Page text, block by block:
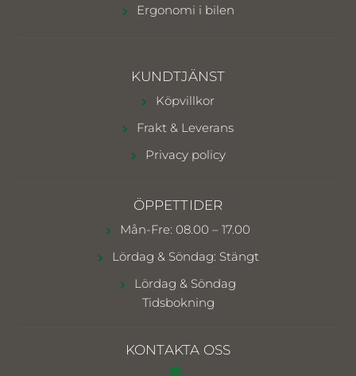
Ergonomi i bilen
KUNDTJÄNST
Köpvillkor
Frakt & Leverans
Privacy policy
ÖPPETTIDER
Mån-Fre: 08.00 – 17.00
Lördag & Söndag: Stängt
Lördag & Söndag
Tidsbokning
KONTAKTA OSS